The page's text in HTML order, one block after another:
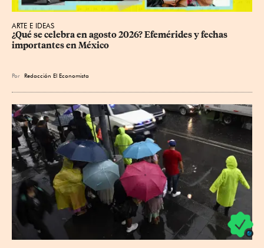
ARTE E IDEAS
¿Qué se celebra en agosto 2026? Efemérides y fechas
importantes en México
Por Redacción El Economista